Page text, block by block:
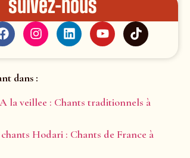
Suivez-nous
dans :
la veillee : Chants traditionnels à
Hodari : Chants de France à